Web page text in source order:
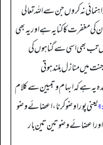
نہ کروں جن سے اللہ تعالی
کی مغفرت کا کنایہ ہے اور یہ بھی
تب بھی اسی سے گناہوں کی
میں منازل بلند ہوتی
یہ ہے کہ ابہام و تبیین سے کلام
یعنی پورا وضو کرنا، اعضائے وضو
اور اعضائے وضو تین تین بار